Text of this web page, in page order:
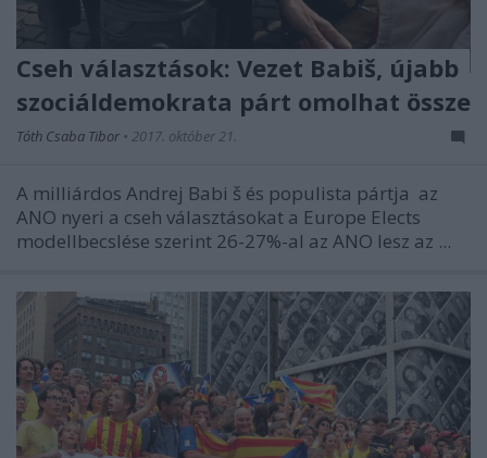
Cseh választások: Vezet Babiš, újabb
szociáldemokrata párt omolhat össze
Tóth Csaba Tibor • 2017. október 21.
A milliárdos Andrej Babi š és populista pártja az
ANO nyeri a cseh választásokat a Europe Elects
modellbecslése szerint 26-27%-al az ANO lesz az ...